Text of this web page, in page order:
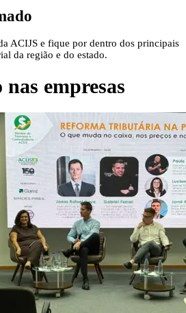
ACIJS e fique por dentro dos principais
da região e do estado.
empresas